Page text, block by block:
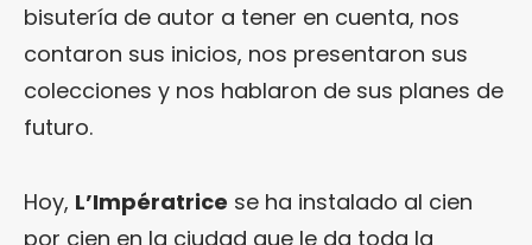
bisutería de autor a tener en cuenta, nos
contaron sus inicios, nos presentaron sus
colecciones y nos hablaron de sus planes de
futuro.
Hoy, L’Impératrice se ha instalado al cien
por cien en la ciudad que le da toda la